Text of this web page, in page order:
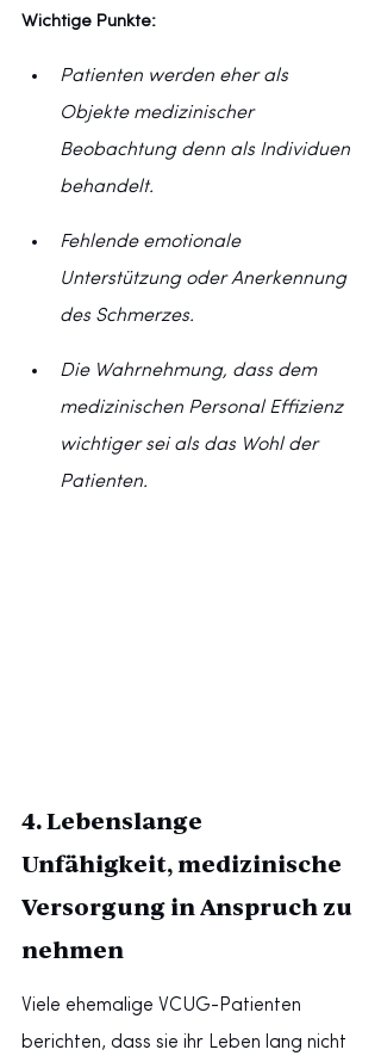
Wichtige Punkte:
Patienten werden eher als
Objekte medizinischer
Beobachtung denn als Individuen
behandelt.
Fehlende emotionale
Unterstützung oder Anerkennung
des Schmerzes.
Die Wahrnehmung, dass dem
medizinischen Personal Effizienz
wichtiger sei als das Wohl der
Patienten.
4. Lebenslange
Unfähigkeit, medizinische
Versorgung in Anspruch zu
nehmen
Viele ehemalige VCUG-Patienten
berichten, dass sie ihr Leben lang nicht